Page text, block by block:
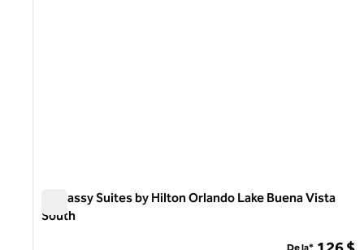
Embassy Suites by Hilton Orlando Lake Buena Vista
South
De la*